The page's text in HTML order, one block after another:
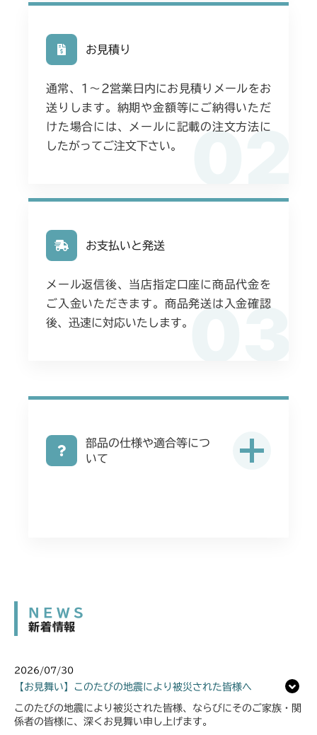
02
お見積り
通常、1〜2営業日内にお見積りメールをお
送りします。納期や金額等にご納得いただ
けた場合には、メールに記載の注文方法に
したがってご注文下さい。
03
お支払いと発送
メール返信後、当店指定口座に商品代金を
ご入金いただきます。商品発送は入金確認
後、迅速に対応いたします。
部品の仕様や適合等につ
いて
NEWS
新着情報
2026/07/30
【お見舞い】このたびの地震により被災された皆様へ
このたびの地震により被災された皆様、ならびにそのご家族・関
係者の皆様に、深くお見舞い申し上げます。